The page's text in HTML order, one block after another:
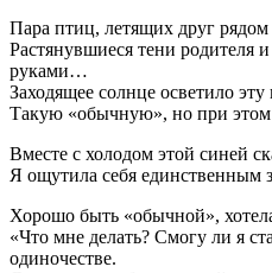
Пара птиц, летящих друг рядом
Растянувшиеся тени родителя
руками…
Заходящее солнце осветило
Такую «обычную», но при
Вместе с холодом этой синей
Я ощутила себя единственным
Хорошо быть «обычной»,
«Что мне делать? Смогу ли я
одиночестве.